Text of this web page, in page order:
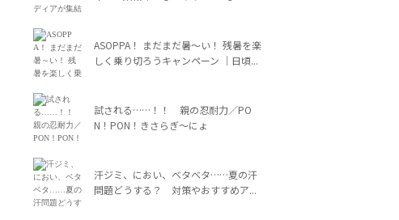
ASOPPA！ まだまだ暑～い！ 残暑を楽
しく乗り切ろうキャンペーン ｜日頃...
試される……！！ 親の忍耐力／PO
N！PON！きさらぎ～にょ
汗ジミ、におい、ベタベタ……夏の汗
問題どうする？ 対策やおすすめア...